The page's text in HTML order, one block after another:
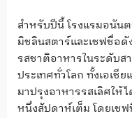
สำหรับปีนี้ โรงแรมอนัน
มิชลินสตาร์และเชฟชื่อดั
รสชาติอาหารในระดับส
ประเทศทั่วโลก ทั้งเอเชี
มาปรุงอาหารรสเลิศให้
หนึ่งสัปดาห์เต็ม โดยเช